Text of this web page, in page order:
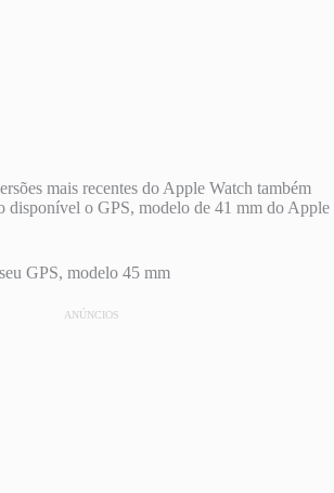
mais recentes do Apple Watch também
disponível o GPS, modelo de 41 mm do Apple
GPS, modelo 45 mm
ANÚNCIOS